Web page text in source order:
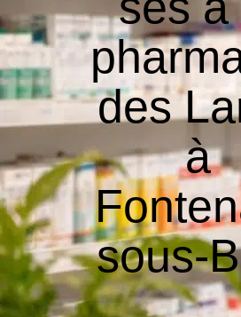
des
à
sous-